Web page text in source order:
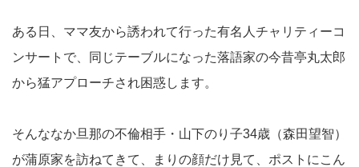
ある日、ママ友から誘われて行った有名人チャリティーコ
ンサートで、同じテーブルになった落語家の今昔亭丸太郎
から猛アプローチされ困惑します。
そんななか旦那の不倫相手・山下のり子34歳（森田望智）
が蒲原家を訪ねてきて、まりの顔だけ見て、ポストにこん